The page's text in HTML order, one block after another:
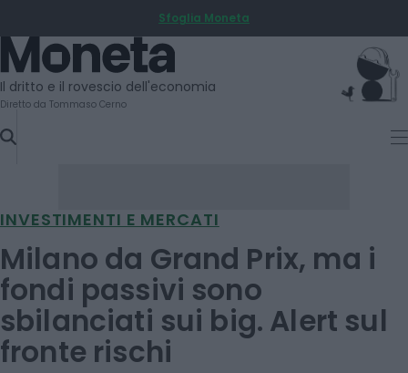
TO
CONTENT
Sfoglia Moneta
Moneta
Il dritto e il rovescio dell'economia
Diretto da Tommaso Cerno
INVESTIMENTI E MERCATI
Milano da Grand Prix, ma i
fondi passivi sono
sbilanciati sui big. Alert sul
fronte rischi